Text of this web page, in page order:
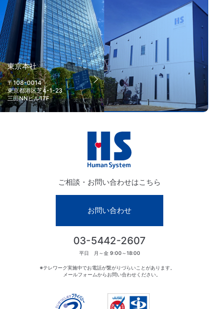
東京本社
〒108-0014
東京都港区芝4-1-23
三田NNビル17F
ご相談・お問い合わせはこちら
お問い合わせ
03-5442-2607
平日 月～金 9:00～18:00
テレワーク実施中でお電話が繋がりづらいことがあります。
メールフォームからお問い合わせください。